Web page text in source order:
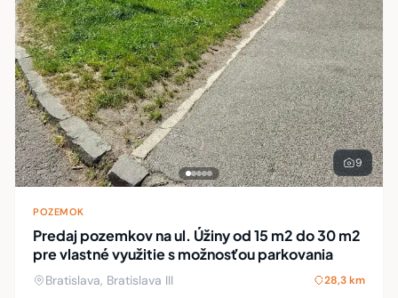
9
POZEMOK
Predaj pozemkov na ul. Úžiny od 15 m2 do 30 m2
pre vlastné využitie s možnosťou parkovania
Bratislava, Bratislava III 28,3 km